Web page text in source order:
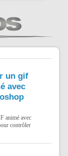
un gif
avec
animé avec
contrôler